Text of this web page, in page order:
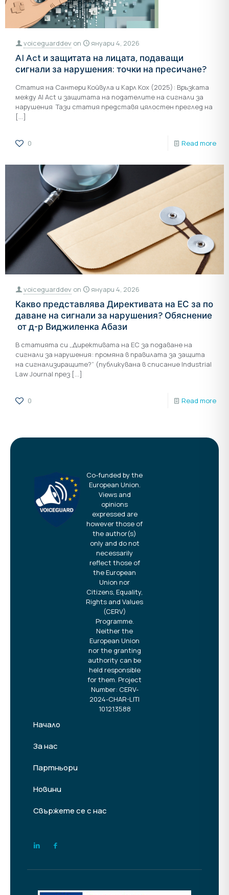
voiceguarddev on януари 4, 2026
AI Act и защитата на лицата, подаващи
сигнали за нарушения: точки на пресичане?
Статия на Сантери Койвула и Карл Кох (2025): Връзката
между AI Act и защитата на подателите на сигнали за
нарушения Тази статия представя цялостен преглед на
[…]
0 Read more
voiceguarddev on януари 4, 2026
Какво представлява Директивата на ЕС за по
даване на сигнали за нарушения? Обяснение
от д-р Виджиленка Абази
В статията си „Директивата на ЕС за подаване на
сигнали за нарушения: промяна в правилата за защита
на сигнализиращите?“ (публикувана в списание Industrial
Law Journal през […]
0 Read more
Co-funded by the
European Union.
Views and
opinions
expressed are
however those of
the author(s)
only and do not
necessarily
reflect those of
the European
Union nor
Citizens, Equality,
Rights and Values
(CERV)
Programme.
Neither the
European Union
nor the granting
authority can be
held responsible
for them. Project
Number: CERV-
2024-CHAR-LITI
101213588
Начало
За нас
Партньори
Новини
Свържете се с нас